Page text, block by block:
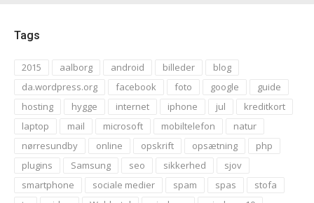
Tags
2015 aalborg android billeder
blog
da.wordpress.org
facebook foto google
guide
hosting
hygge internet iphone jul
kreditkort
laptop
mail microsoft mobiltelefon
natur
nørresundby
online opskrift opsætning
php
plugins
Samsung seo sikkerhed
sjov
smartphone
sociale medier spam spas
stofa